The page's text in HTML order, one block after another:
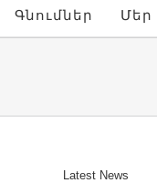
Գնումներ Մեր
Latest News